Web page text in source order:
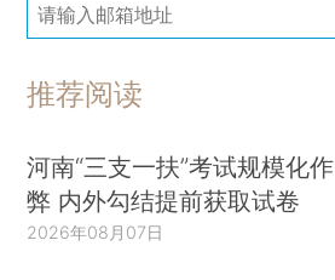
推荐阅读
河南“三支一扶”考试规模化作
弊 内外勾结提前获取试卷
2026年08月07日